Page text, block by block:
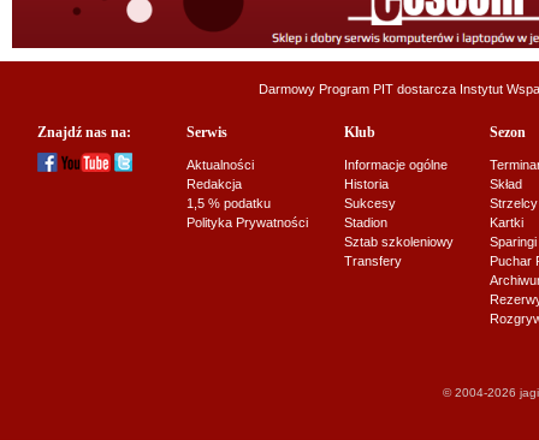
Darmowy Program PIT dostarcza Instytut
Znajdź nas na: Serwis
Aktualności
Redakcja
1,5 % podatku
Polityka Prywatności
Klub
Informacje ogólne
Historia
Sukcesy
Stadion
Sztab szkoleniowy
Transfery
Sezon
Skład
Strzelcy
Kartki
Sparingi
Puchar
© 2004-2026